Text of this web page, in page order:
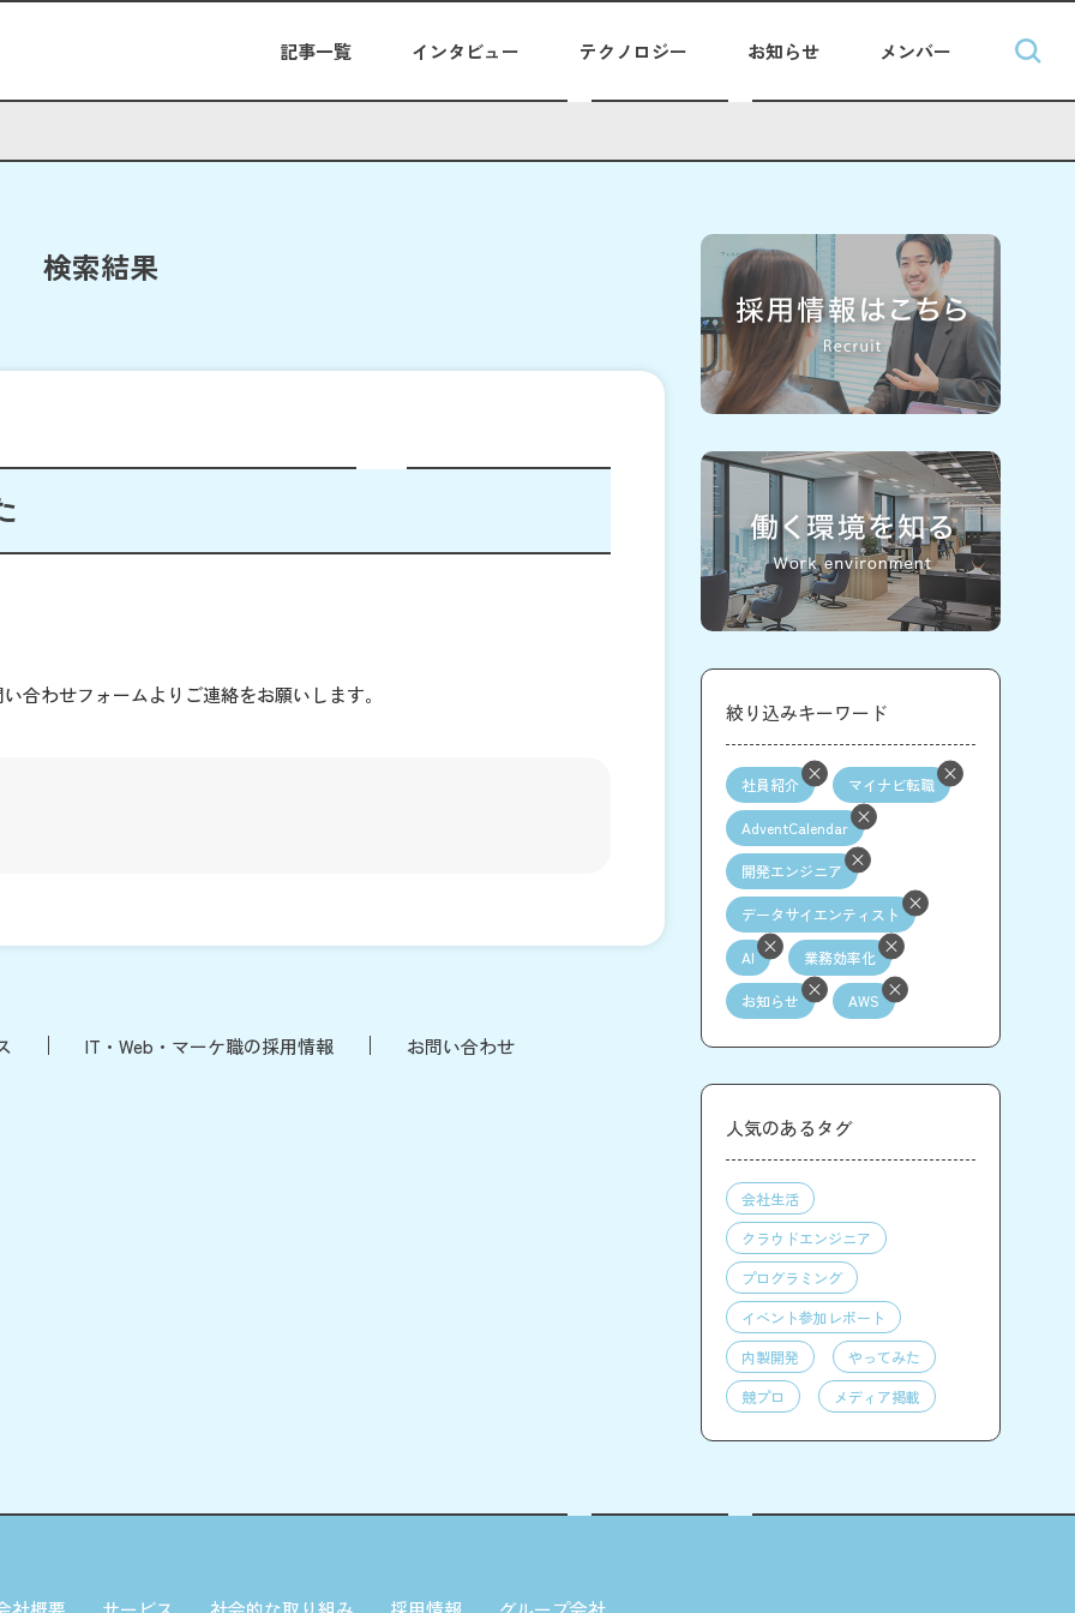
記事一覧 インタビュー テクノロジー お知らせ メンバー
検索結果
合わせフォームよりご連絡をお願いします。
IT・Web・マーケ職の採用情報 お問い合わせ
絞り込みキーワード
社員紹介 マイナビ転職
AdventCalendar
開発エンジニア
データサイエンティスト
AI 業務効率化
お知らせ AWS
人気のあるタグ
会社生活
クラウドエンジニア
プログラミング
イベント参加レポート
内製開発
やってみた
競プロ
メディア掲載